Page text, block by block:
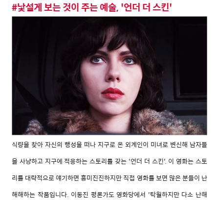
#낯설게 보는 것이 주는 예술, '언더 더 스킨'
식량을 찾아 자신의 행성을 떠나 지구로 온 외계인이 미녀로 변신해 남자들
을 사냥하고 지구에 적응하는 스토리를 갖는 '언더 더 스킨'. 이 영화는 스토
리를 대략적으로 얘기하면 흥미진진하지만 직접 영화를 보면 많은 분들이 난
해해하는 작품입니다. 이동진 평론가도 영화당에서 '탁월하지만 다소 난해